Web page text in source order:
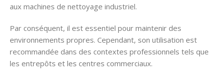
aux machines de nettoyage industriel.
Par conséquent, il est essentiel pour maintenir des
environnements propres. Cependant, son utilisation est
recommandée dans des contextes professionnels tels que
les entrepôts et les centres commerciaux.